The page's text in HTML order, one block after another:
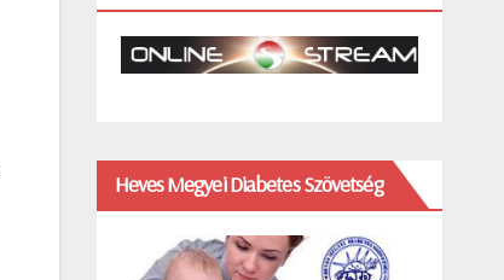
Heves Megyei Diabetes Szövetség